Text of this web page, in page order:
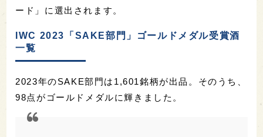
ード」に選出されます。
IWC 2023「SAKE部門」ゴールドメダル受賞酒
一覧
2023年のSAKE部門は1,601銘柄が出品。そのうち、
98点がゴールドメダルに輝きました。